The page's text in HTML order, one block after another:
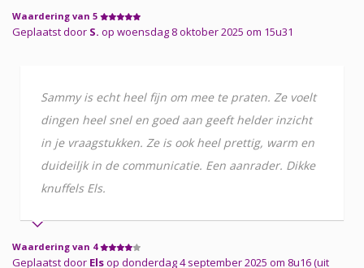
Waardering van 5
Geplaatst door S. op woensdag 8 oktober 2025 om 15u31
Sammy is echt heel fijn om mee te praten. Ze voelt
dingen heel snel en goed aan geeft helder inzicht
in je vraagstukken. Ze is ook heel prettig, warm en
duideiljk in de communicatie. Een aanrader. Dikke
knuffels Els.
Waardering van 4
Geplaatst door Elsop donderdag 4 september 2025 om 8u16 (uit